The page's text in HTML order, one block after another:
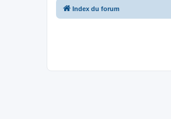
Index du forum